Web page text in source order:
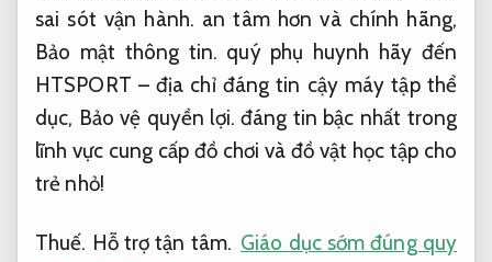
sai sót vận hành. an tâm hơn và chính hãng,
Bảo mật thông tin. quý phụ huynh hãy đến
HTSPORT – địa chỉ đáng tin cậy máy tập thể
dục, Bảo vệ quyền lợi. đáng tin bậc nhất trong
lĩnh vực cung cấp đồ chơi và đồ vật học tập cho
trẻ nhỏ!
Thuế. Hỗ trợ tận tâm. Giáo dục sớm đúng quy